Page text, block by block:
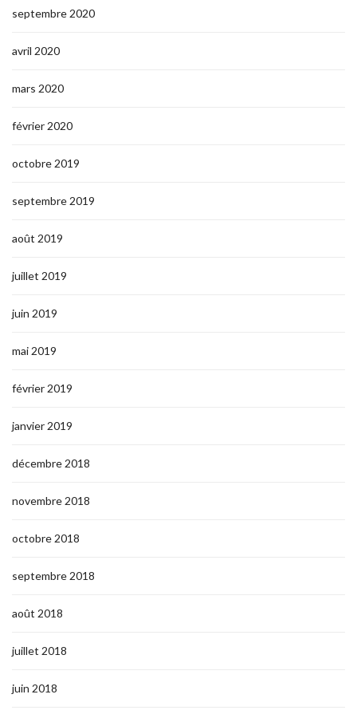
septembre 2020
avril 2020
mars 2020
février 2020
octobre 2019
septembre 2019
août 2019
juillet 2019
juin 2019
mai 2019
février 2019
janvier 2019
décembre 2018
novembre 2018
octobre 2018
septembre 2018
août 2018
juillet 2018
juin 2018